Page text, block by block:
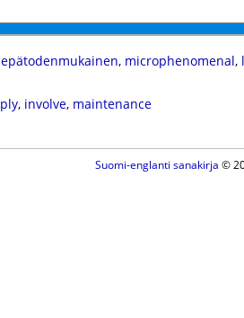
epätodenmukainen, microphenomenal,
, involve, maintenance
Suomi-englanti sanakirja ©